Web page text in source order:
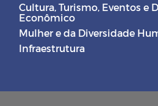
Cultura, Turismo, Eventos e
Econômico
Mulher e da Diversidade
Infraestrutura